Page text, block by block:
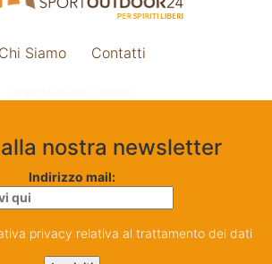
Chi Siamo Contatti
nostra newsletter
Indirizzo mail:
privacy relativa al trattamento dei dati